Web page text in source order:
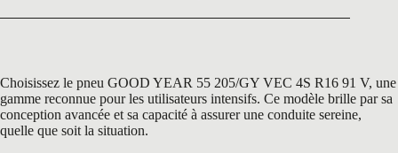
Choisissez le pneu GOOD YEAR 55 205/GY VEC 4S R16 91 V, une
gamme reconnue pour les utilisateurs intensifs. Ce modèle brille par sa
conception avancée et sa capacité à assurer une conduite sereine,
quelle que soit la situation.